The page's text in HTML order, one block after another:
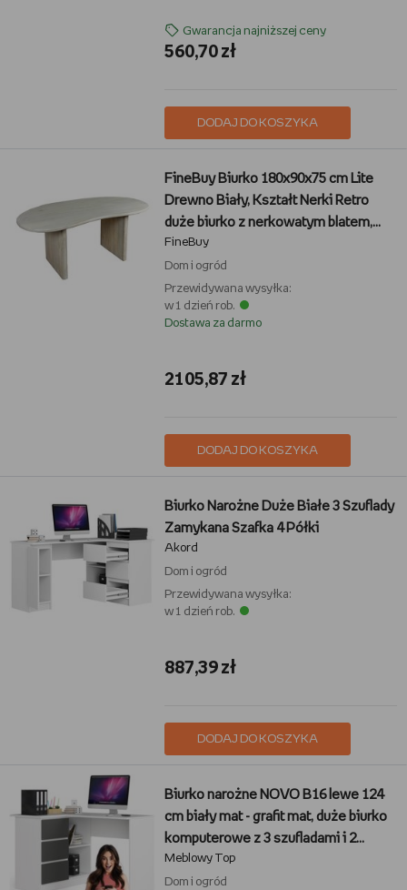
Gwarancja najniższej ceny
560,70 zł
DODAJ DO KOSZYKA
FineBuy Biurko 180x90x75 cm Lite
Drewno Biały, Kształt Nerki Retro
duże biurko z nerkowatym blatem,
biurko komputerowe z prawdziwego
drewna do pracy zdalnej, ręcznie
wykonany
FineBuy
Dom i ogród
Przewidywana wysyłka:
w 1 dzień rob.
Dostawa za darmo
2105,87 zł
DODAJ DO KOSZYKA
Biurko Narożne Duże Białe 3 Szuflady
Zamykana Szafka 4 Półki
Akord
Dom i ogród
Przewidywana wysyłka:
w 1 dzień rob.
887,39 zł
DODAJ DO KOSZYKA
Biurko narożne NOVO B16 lewe 124
cm biały mat - grafit mat, duże biurko
komputerowe z 3 szufladami i 2
półkami, L-kształtne, laminowane,
nowoczesne, polski producent, do
Meblowy Top
Dom i ogród